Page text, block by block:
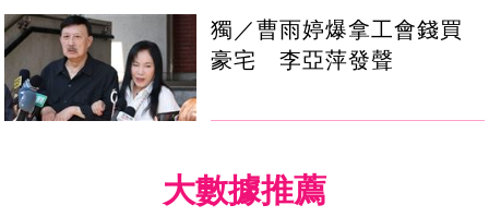
獨／曹雨婷爆拿工會錢買
豪宅 李亞萍發聲
大數據推薦